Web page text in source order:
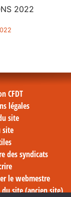
2022
CFDT
légales
site
site
des syndicats
le webmestre
site (ancien site)